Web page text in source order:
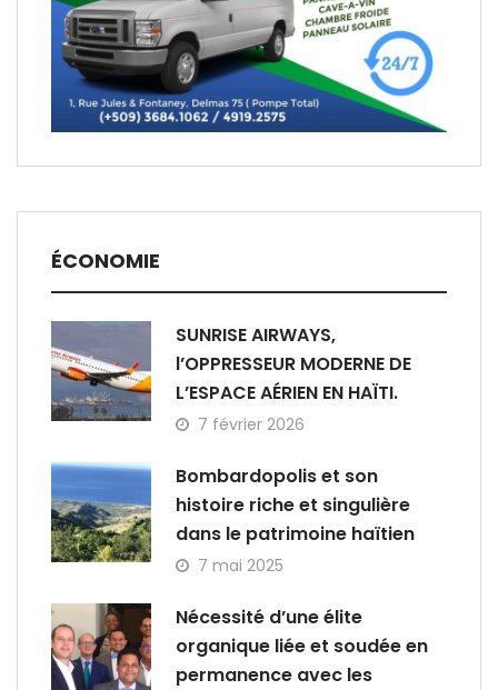
ÉCONOMIE
SUNRISE AIRWAYS,
l’OPPRESSEUR MODERNE DE
L’ESPACE AÉRIEN EN HAÏTI.
7 février 2026
Bombardopolis et son
histoire riche et singulière
dans le patrimoine haïtien
7 mai 2025
Nécessité d’une élite
organique liée et soudée en
permanence avec les